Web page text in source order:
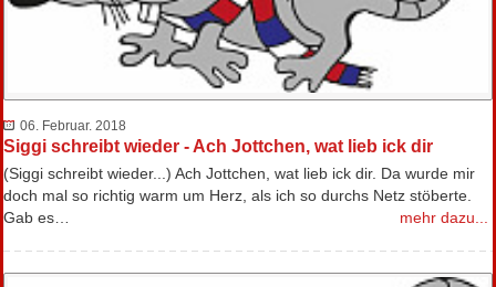
06. Februar. 2018
Siggi schreibt wieder - Ach Jottchen, wat lieb ick dir
(Siggi schreibt wieder...) Ach Jottchen, wat lieb ick dir. Da wurde mir
doch mal so richtig warm um Herz, als ich so durchs Netz stöberte.
Gab es…
mehr dazu...